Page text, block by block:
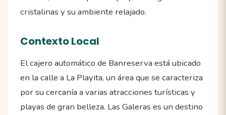
cristalinas y su ambiente relajado.
Contexto Local
El cajero automático de Banreserva está ubicado
en la calle a La Playita, un área que se caracteriza
por su cercanía a varias atracciones turísticas y
playas de gran belleza. Las Galeras es un destino